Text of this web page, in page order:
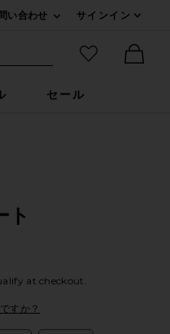
い合わせ
サインイン
サイト検索
お気に入り
セール
ト
at checkout.
すか？